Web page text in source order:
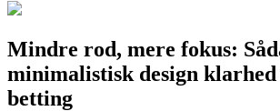
Mindre rod, mere fokus:
minimalistisk design
betting